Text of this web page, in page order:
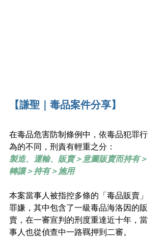
【謙聖｜毒品案件分享】
在毒品危害防制條例中，依毒品犯罪行
為的不同，刑責有輕重之分：
製造、運輸、販賣＞意圖販賣而持有＞
轉讓＞持有＞施用
本案當事人被指控多條的「毒品販賣」
罪嫌，其中包含了一級毒品海洛因的販
賣，在一審宣判的刑度重達近十年，當
事人也從偵查中一路羈押到二審。